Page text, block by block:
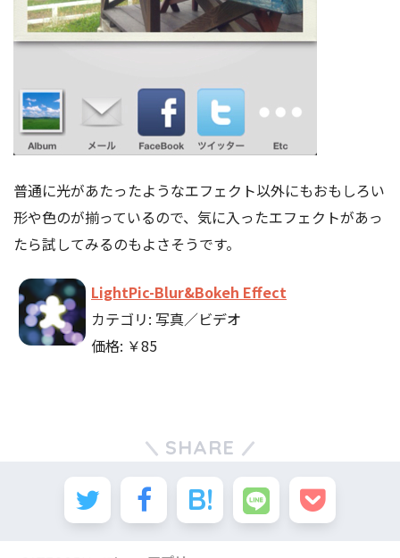
普通に光があたったようなエフェクト以外にもおもしろい
形や色のが揃っているので、気に入ったエフェクトがあっ
たら試してみるのもよさそうです。
LightPic-Blur&Bokeh Effect
カテゴリ: 写真／ビデオ
価格: ￥85
SHARE